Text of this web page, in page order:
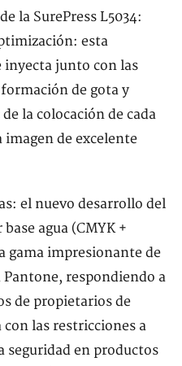
la SurePress L5034:
esta
inyecta junto con las
de gota y
la colocación de cada
de excelente
el nuevo desarrollo del
agua (CMYK +
gama impresionante de
respondiendo a
de propietarios de
las restricciones a
seguridad en productos